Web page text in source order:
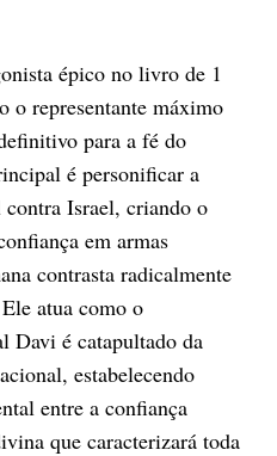
épico no livro de 1
o representante máximo
para a fé do
é personificar a
Israel, criando o
em armas
contrasta radicalmente
atua como o
Davi é catapultado da
estabelecendo
entre a confiança
que caracterizará toda